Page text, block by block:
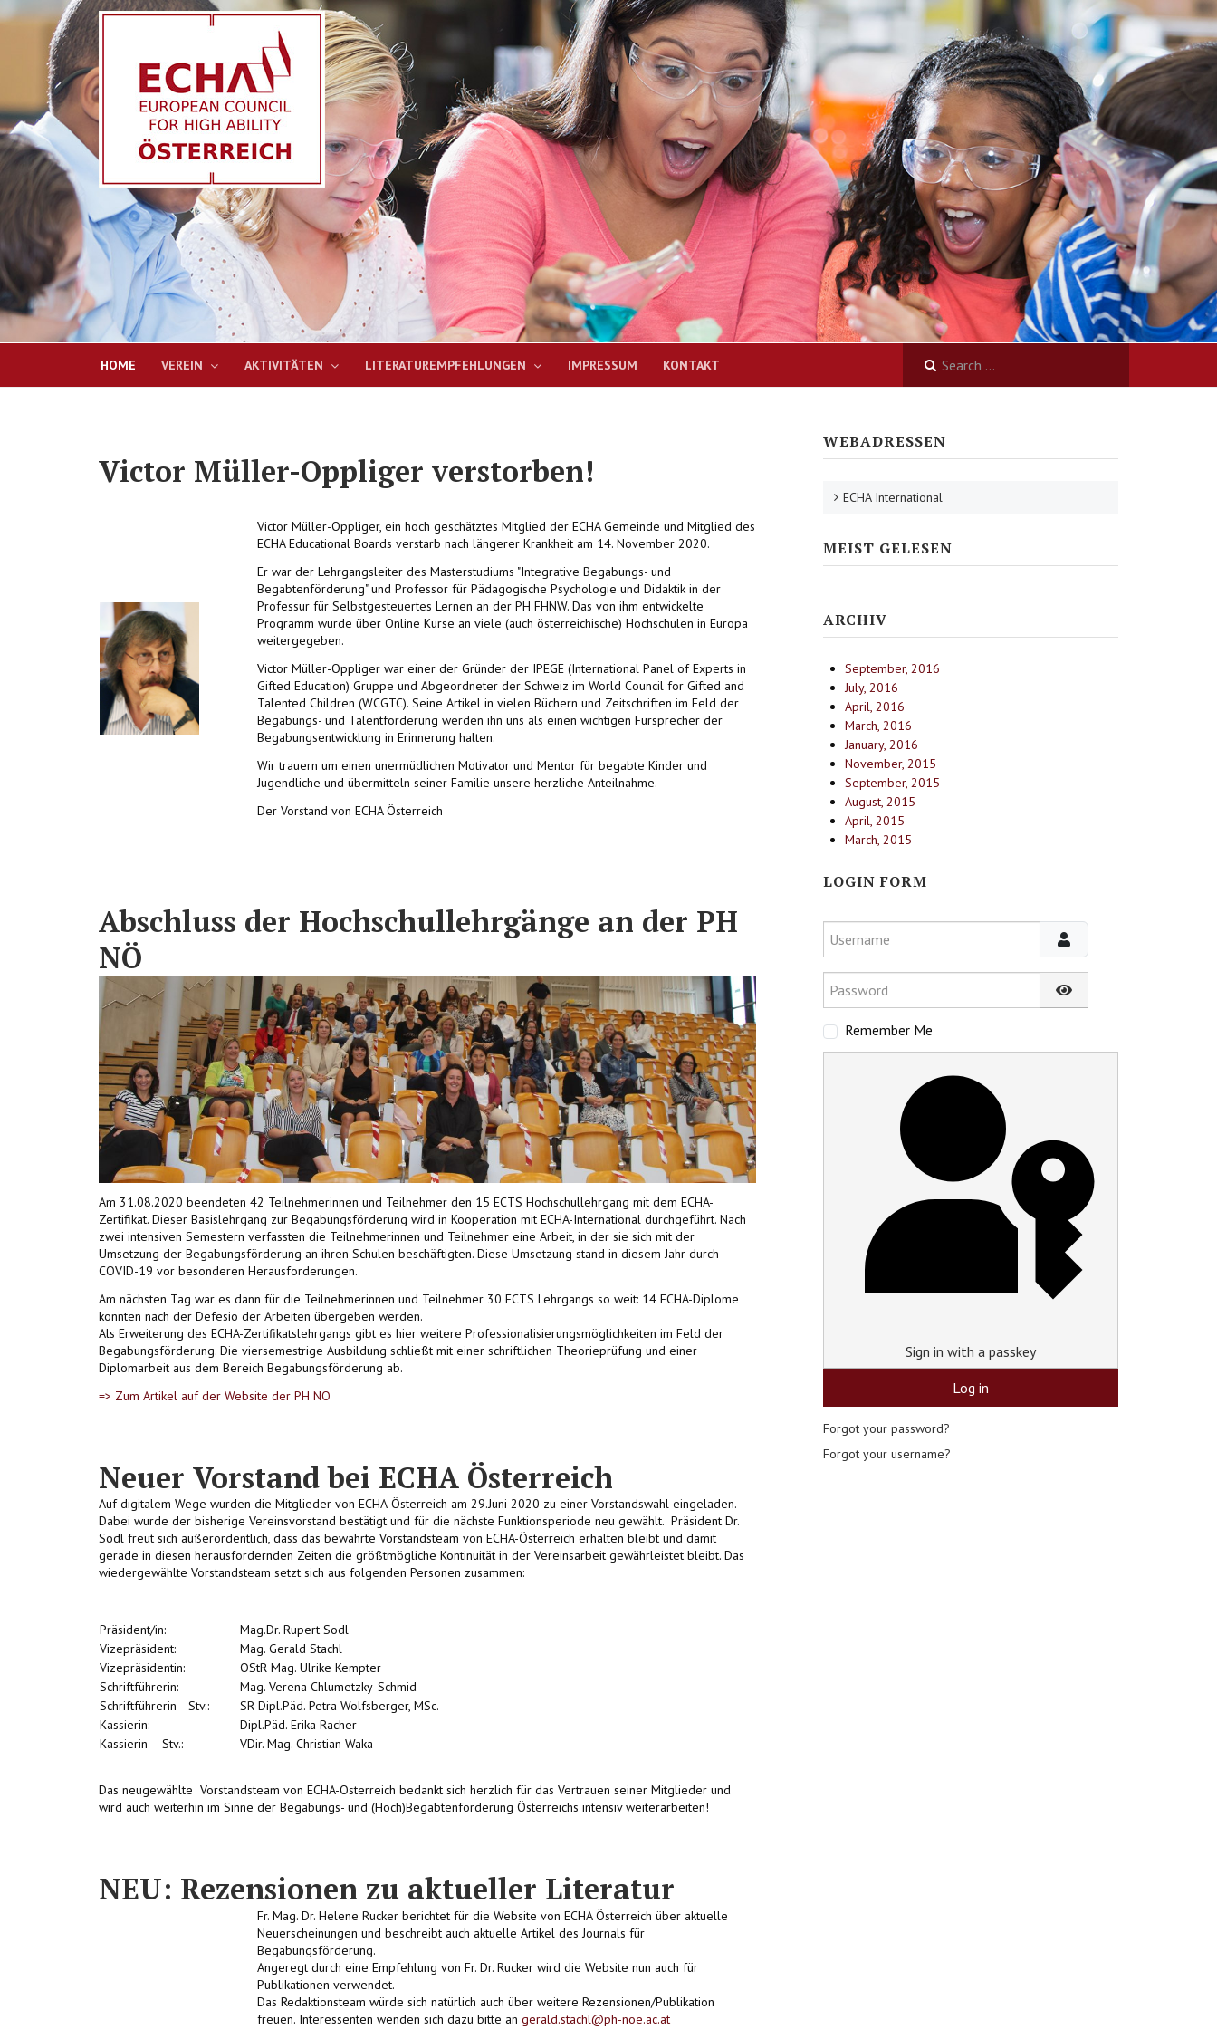
HOME VEREIN AKTIVITÄTEN LITERATUREMPFEHLUNGEN IMPRESSUM KONTAKT
Victor Müller-Oppliger verstorben!
Victor Müller-Oppliger, ein hoch geschätztes Mitglied der ECHA Gemeinde und Mitglied des
ECHA Educational Boards verstarb nach längerer Krankheit am 14. November 2020.
Er war der Lehrgangsleiter des Masterstudiums "Integrative Begabungs- und
Begabtenförderung" und Professor für Pädagogische Psychologie und Didaktik in der
Professur für Selbstgesteuertes Lernen an der PH FHNW. Das von ihm entwickelte
Programm wurde über Online Kurse an viele (auch österreichische) Hochschulen in Europa
weitergegeben.
Victor Müller-Oppliger war einer der Gründer der IPEGE (International Panel of Experts in
Gifted Education) Gruppe und Abgeordneter der Schweiz im World Council for Gifted and
Talented Children (WCGTC). Seine Artikel in vielen Büchern und Zeitschriften im Feld der
Begabungs- und Talentförderung werden ihn uns als einen wichtigen Fürsprecher der
Begabungsentwicklung in Erinnerung halten.
Wir trauern um einen unermüdlichen Motivator und Mentor für begabte Kinder und
Jugendliche und übermitteln seiner Familie unsere herzliche Anteilnahme.
Der Vorstand von ECHA Österreich
Abschluss der Hochschullehrgänge an der PH
NÖ
Am 31.08.2020 beendeten 42 Teilnehmerinnen und Teilnehmer den 15 ECTS Hochschullehrgang mit dem ECHA-
Zertifikat. Dieser Basislehrgang zur Begabungsförderung wird in Kooperation mit ECHA-International durchgeführt. Nach
zwei intensiven Semestern verfassten die Teilnehmerinnen und Teilnehmer eine Arbeit, in der sie sich mit der
Umsetzung der Begabungsförderung an ihren Schulen beschäftigten. Diese Umsetzung stand in diesem Jahr durch
COVID-19 vor besonderen Herausforderungen.
Am nächsten Tag war es dann für die Teilnehmerinnen und Teilnehmer 30 ECTS Lehrgangs so weit: 14 ECHA-Diplome
konnten nach der Defesio der Arbeiten übergeben werden.
Als Erweiterung des ECHA-Zertifikatslehrgangs gibt es hier weitere Professionalisierungsmöglichkeiten im Feld der
Begabungsförderung. Die viersemestrige Ausbildung schließt mit einer schriftlichen Theorieprüfung und einer
Diplomarbeit aus dem Bereich Begabungsförderung ab.
=> Zum Artikel auf der Website der PH NÖ
Neuer Vorstand bei ECHA Österreich
Auf digitalem Wege wurden die Mitglieder von ECHA-Österreich am 29.Juni 2020 zu einer Vorstandswahl eingeladen.
Dabei wurde der bisherige Vereinsvorstand bestätigt und für die nächste Funktionsperiode neu gewählt. Präsident Dr.
Sodl freut sich außerordentlich, dass das bewährte Vorstandsteam von ECHA-Österreich erhalten bleibt und damit
gerade in diesen herausfordernden Zeiten die größtmögliche Kontinuität in der Vereinsarbeit gewährleistet bleibt. Das
wiedergewählte Vorstandsteam setzt sich aus folgenden Personen zusammen:
Präsident/in:
Mag.Dr. Rupert Sodl
Vizepräsident:
Mag. Gerald Stachl
Vizepräsidentin:
OStR Mag. Ulrike Kempter
Schriftführerin:
Mag. Verena Chlumetzky-Schmid
Schriftführerin –Stv.:
SR Dipl.Päd. Petra Wolfsberger, MSc.
Kassierin:
Dipl.Päd. Erika Racher
Kassierin – Stv.:
VDir. Mag. Christian Waka
Das neugewählte Vorstandsteam von ECHA-Österreich bedankt sich herzlich für das Vertrauen seiner Mitglieder und
wird auch weiterhin im Sinne der Begabungs- und (Hoch)Begabtenförderung Österreichs intensiv weiterarbeiten!
NEU: Rezensionen zu aktueller Literatur
Fr. Mag. Dr. Helene Rucker berichtet für die Website von ECHA Österreich über aktuelle
Neuerscheinungen und beschreibt auch aktuelle Artikel des Journals für
Begabungsförderung.
Angeregt durch eine Empfehlung von Fr. Dr. Rucker wird die Website nun auch für
Publikationen verwendet.
Das Redaktionsteam würde sich natürlich auch über weitere Rezensionen/Publikation
freuen. Interessenten wenden sich dazu bitte an gerald.stachl@ph-noe.ac.at
WEBADRESSEN
ECHA International
MEIST GELESEN
ARCHIV
September, 2016
July, 2016
April, 2016
March, 2016
January, 2016
November, 2015
September, 2015
August, 2015
April, 2015
March, 2015
LOGIN FORM
Username
Password
Show Password
Remember Me
Sign in with a passkey
Log in
Forgot your password?
Forgot your username?